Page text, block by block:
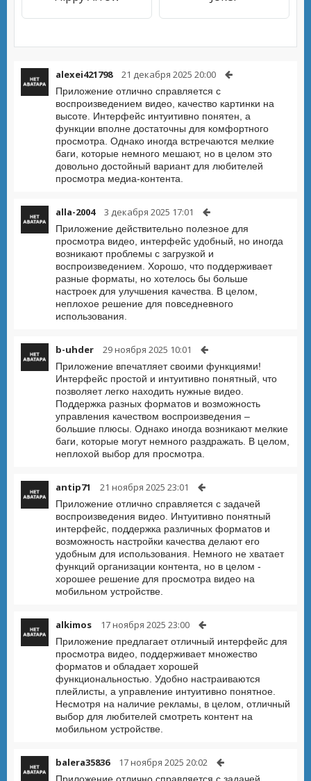
alexei421798 21 декабря 2025 20:00
Приложение отлично справляется с
воспроизведением видео, качество картинки на
высоте. Интерфейс интуитивно понятен, а
функции вполне достаточны для комфортного
просмотра. Однако иногда встречаются мелкие
баги, которые немного мешают, но в целом это
довольно достойный вариант для любителей
просмотра медиа-контента.
alla-2004 3 декабря 2025 17:01
Приложение действительно полезное для
просмотра видео, интерфейс удобный, но иногда
возникают проблемы с загрузкой и
воспроизведением. Хорошо, что поддерживает
разные форматы, но хотелось бы больше
настроек для улучшения качества. В целом,
неплохое решение для повседневного
использования.
b-uhder 29 ноября 2025 10:01
Приложение впечатляет своими функциями!
Интерфейс простой и интуитивно понятный, что
позволяет легко находить нужные видео.
Поддержка разных форматов и возможность
управления качеством воспроизведения –
большие плюсы. Однако иногда возникают мелкие
баги, которые могут немного раздражать. В целом,
неплохой выбор для просмотра.
antip71 21 ноября 2025 23:01
Приложение отлично справляется с задачей
воспроизведения видео. Интуитивно понятный
интерфейс, поддержка различных форматов и
возможность настройки качества делают его
удобным для использования. Немного не хватает
функций организации контента, но в целом -
хорошее решение для просмотра видео на
мобильном устройстве.
alkimos 17 ноября 2025 23:00
Приложение предлагает отличный интерфейс для
просмотра видео, поддерживает множество
форматов и обладает хорошей
функциональностью. Удобно настраиваются
плейлисты, а управление интуитивно понятное.
Несмотря на наличие рекламы, в целом, отличный
выбор для любителей смотреть контент на
мобильном устройстве.
balera35836 17 ноября 2025 20:02